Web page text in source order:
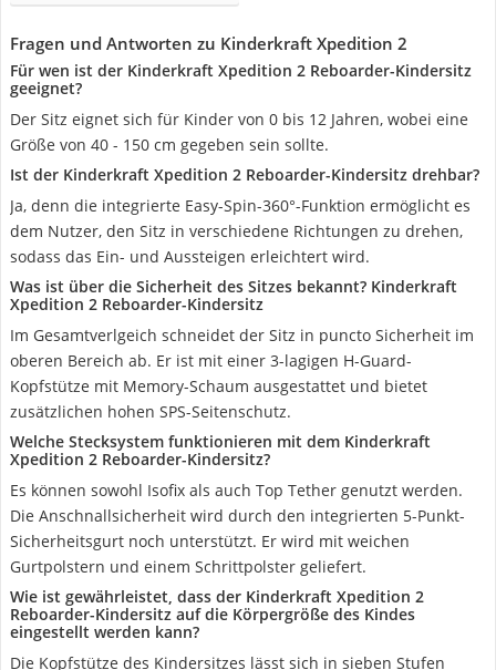
Fragen und Antworten zu Kinderkraft Xpedition 2
Für wen ist der Kinderkraft Xpedition 2 Reboarder-Kindersitz
geeignet?
Der Sitz eignet sich für Kinder von 0 bis 12 Jahren, wobei eine
Größe von 40 - 150 cm gegeben sein sollte.
Ist der Kinderkraft Xpedition 2 Reboarder-Kindersitz drehbar?
Ja, denn die integrierte Easy-Spin-360°-Funktion ermöglicht es
dem Nutzer, den Sitz in verschiedene Richtungen zu drehen,
sodass das Ein- und Aussteigen erleichtert wird.
Was ist über die Sicherheit des Sitzes bekannt? Kinderkraft
Xpedition 2 Reboarder-Kindersitz
Im Gesamtverlgeich schneidet der Sitz in puncto Sicherheit im
oberen Bereich ab. Er ist mit einer 3-lagigen H-Guard-
Kopfstütze mit Memory-Schaum ausgestattet und bietet
zusätzlichen hohen SPS-Seitenschutz.
Welche Stecksystem funktionieren mit dem Kinderkraft
Xpedition 2 Reboarder-Kindersitz?
Es können sowohl Isofix als auch Top Tether genutzt werden.
Die Anschnallsicherheit wird durch den integrierten 5-Punkt-
Sicherheitsgurt noch unterstützt. Er wird mit weichen
Gurtpolstern und einem Schrittpolster geliefert.
Wie ist gewährleistet, dass der Kinderkraft Xpedition 2
Reboarder-Kindersitz auf die Körpergröße des Kindes
eingestellt werden kann?
Die Kopfstütze des Kindersitzes lässt sich in sieben Stufen